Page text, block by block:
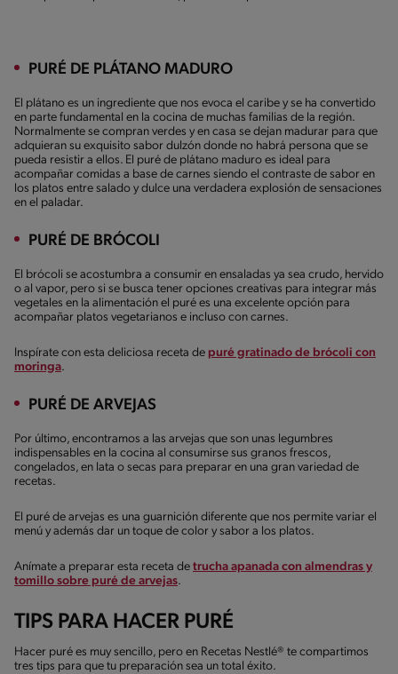
PURÉ DE PLÁTANO MADURO
El plátano es un ingrediente que nos evoca el caribe y se ha convertido
en parte fundamental en la cocina de muchas familias de la región.
Normalmente se compran verdes y en casa se dejan madurar para que
adquieran su exquisito sabor dulzón donde no habrá persona que se
pueda resistir a ellos. El puré de plátano maduro es ideal para
acompañar comidas a base de carnes siendo el contraste de sabor en
los platos entre salado y dulce una verdadera explosión de sensaciones
en el paladar.
PURÉ DE BRÓCOLI
El brócoli se acostumbra a consumir en ensaladas ya sea crudo, hervido
o al vapor, pero si se busca tener opciones creativas para integrar más
vegetales en la alimentación el puré es una excelente opción para
acompañar platos vegetarianos e incluso con carnes.
Inspírate con esta deliciosa receta de puré gratinado de brócoli con
moringa.
PURÉ DE ARVEJAS
Por último, encontramos a las arvejas que son unas legumbres
indispensables en la cocina al consumirse sus granos frescos,
congelados, en lata o secas para preparar en una gran variedad de
recetas.
El puré de arvejas es una guarnición diferente que nos permite variar el
menú y además dar un toque de color y sabor a los platos.
Anímate a preparar esta receta de trucha apanada con almendras y
tomillo sobre puré de arvejas.
TIPS PARA HACER PURÉ
Hacer puré es muy sencillo, pero en Recetas Nestlé® te compartimos
tres tips para que tu preparación sea un total éxito.